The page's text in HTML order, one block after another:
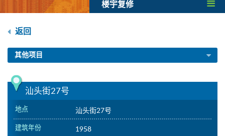
楼宇复修
返回
其他项目
汕头街27号
地点 汕头街27号
建筑年份 1958